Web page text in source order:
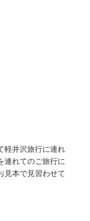
軽井沢旅行に連れ
連れてのご旅行に
見本で見習わせて